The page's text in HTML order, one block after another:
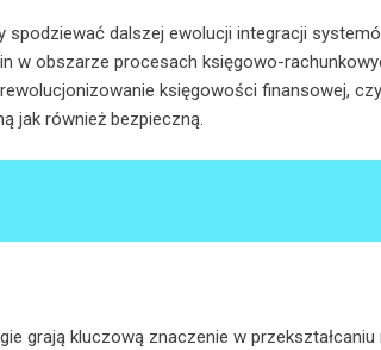
spodziewać dalszej ewolucji integracji
w obszarze procesach księgowo-
księgowości finansowej,
jak również bezpieczną.
grają kluczową znaczenie w